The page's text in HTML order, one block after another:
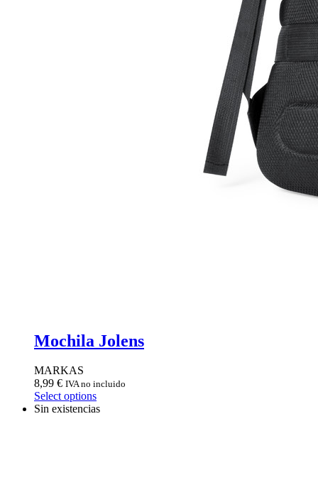
Mochila Jolens
MARKAS
8,99 € IVA no incluido
Select options
Sin existencias